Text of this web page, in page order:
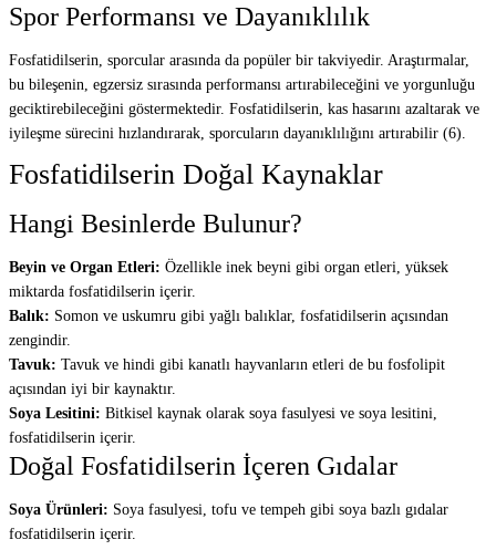
Spor Performansı ve Dayanıklılık
Fosfatidilserin, sporcular arasında da popüler bir takviyedir. Araştırmalar,
bu bileşenin, egzersiz sırasında performansı artırabileceğini ve yorgunluğu
geciktirebileceğini göstermektedir. Fosfatidilserin, kas hasarını azaltarak ve
iyileşme sürecini hızlandırarak, sporcuların dayanıklılığını artırabilir (6).
Fosfatidilserin Doğal Kaynaklar
Hangi Besinlerde Bulunur?
Beyin ve Organ Etleri: Özellikle inek beyni gibi organ etleri, yüksek
miktarda fosfatidilserin içerir.
Balık: Somon ve uskumru gibi yağlı balıklar, fosfatidilserin açısından
zengindir.
Tavuk: Tavuk ve hindi gibi kanatlı hayvanların etleri de bu fosfolipit
açısından iyi bir kaynaktır.
Soya Lesitini: Bitkisel kaynak olarak soya fasulyesi ve soya lesitini,
fosfatidilserin içerir.
Doğal Fosfatidilserin İçeren Gıdalar
Soya Ürünleri: Soya fasulyesi, tofu ve tempeh gibi soya bazlı gıdalar
fosfatidilserin içerir.